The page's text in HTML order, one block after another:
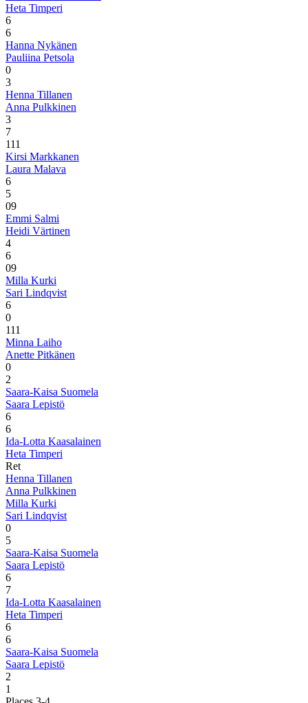
Heta Timperi
6
6
Hanna Nykänen
Pauliina Petsola
0
3
Henna Tillanen
Anna Pulkkinen
3
7
111
Kirsi Markkanen
Laura Malava
6
5
09
Emmi Salmi
Heidi Värtinen
4
6
09
Milla Kurki
Sari Lindqvist
6
0
111
Minna Laiho
Anette Pitkänen
0
2
Saara-Kaisa Suomela
Saara Lepistö
6
6
Ida-Lotta Kaasalainen
Heta Timperi
Ret
Henna Tillanen
Anna Pulkkinen
Milla Kurki
Sari Lindqvist
0
5
Saara-Kaisa Suomela
Saara Lepistö
6
7
Ida-Lotta Kaasalainen
Heta Timperi
6
6
Saara-Kaisa Suomela
Saara Lepistö
2
1